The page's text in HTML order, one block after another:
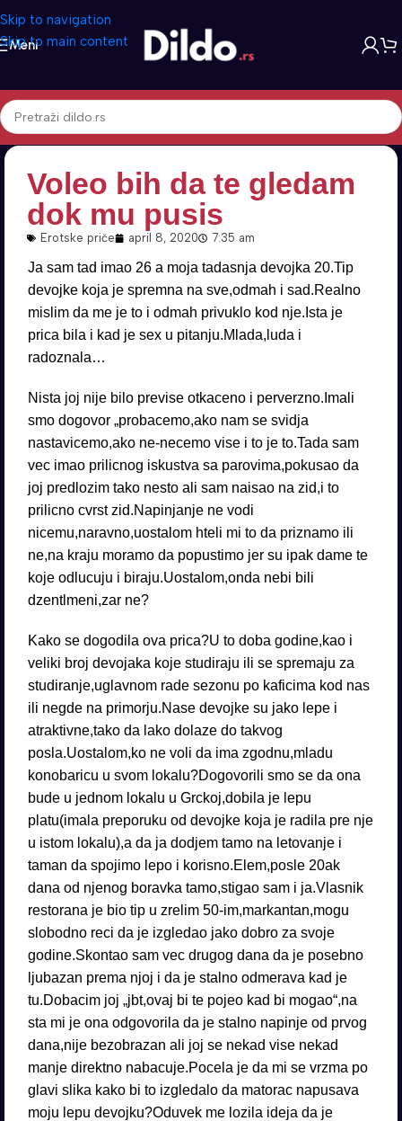
Skip to navigation
Skip to main content
Meni
Voleo bih da te gledam
dok mu pusis
Erotske priče april 8, 2020 7:35 am
Ja sam tad imao 26 a moja tadasnja devojka 20.Tip
devojke koja je spremna na sve,odmah i sad.Realno
mislim da me je to i odmah privuklo kod nje.Ista je
prica bila i kad je sex u pitanju.Mlada,luda i
radoznala…
Nista joj nije bilo previse otkaceno i perverzno.Imali
smo dogovor „probacemo,ako nam se svidja
nastavicemo,ako ne-necemo vise i to je to.Tada sam
vec imao prilicnog iskustva sa parovima,pokusao da
joj predlozim tako nesto ali sam naisao na zid,i to
prilicno cvrst zid.Napinjanje ne vodi
nicemu,naravno,uostalom hteli mi to da priznamo ili
ne,na kraju moramo da popustimo jer su ipak dame te
koje odlucuju i biraju.Uostalom,onda nebi bili
dzentlmeni,zar ne?
Kako se dogodila ova prica?U to doba godine,kao i
veliki broj devojaka koje studiraju ili se spremaju za
studiranje,uglavnom rade sezonu po kaficima kod nas
ili negde na primorju.Nase devojke su jako lepe i
atraktivne,tako da lako dolaze do takvog
posla.Uostalom,ko ne voli da ima zgodnu,mladu
konobaricu u svom lokalu?Dogovorili smo se da ona
bude u jednom lokalu u Grckoj,dobila je lepu
platu(imala preporuku od devojke koja je radila pre nje
u istom lokalu),a da ja dodjem tamo na letovanje i
taman da spojimo lepo i korisno.Elem,posle 20ak
dana od njenog boravka tamo,stigao sam i ja.Vlasnik
restorana je bio tip u zrelim 50-im,markantan,mogu
slobodno reci da je izgledao jako dobro za svoje
godine.Skontao sam vec drugog dana da je posebno
ljubazan prema njoj i da je stalno odmerava kad je
tu.Dobacim joj „jbt,ovaj bi te pojeo kad bi mogao“,na
sta mi je ona odgovorila da je stalno napinje od prvog
dana,nije bezobrazan ali joj se nekad vise nekad
manje direktno nabacuje.Pocela je da mi se vrzma po
glavi slika kako bi to izgledalo da matorac napusava
moju lepu devojku?Oduvek me lozila ideja da je